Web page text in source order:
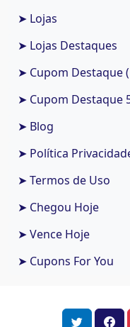
➤ Lojas
➤ Lojas Destaques
➤ Cupom Destaque
➤ Cupom Destaque
➤ Blog
➤ Política
➤ Termos de Uso
➤ Chegou Hoje
➤ Vence Hoje
➤ Cupons For You